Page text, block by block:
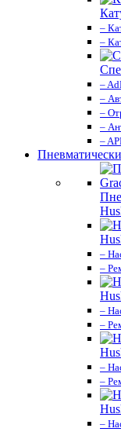
–
–
–
–
–
–
–
–
–
–
–
–
–
–